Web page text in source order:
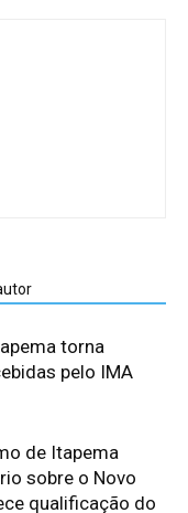
torna
pelo IMA
de Itapema
sobre o Novo
qualificação do